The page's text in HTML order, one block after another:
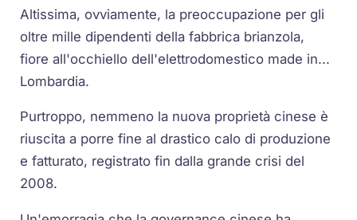
Altissima, ovviamente, la preoccupazione per gli
oltre mille dipendenti della fabbrica brianzola,
fiore all'occhiello dell'elettrodomestico made in...
Lombardia.
Purtroppo, nemmeno la nuova proprietà cinese è
riuscita a porre fine al drastico calo di produzione
e fatturato, registrato fin dalla grande crisi del
2008.